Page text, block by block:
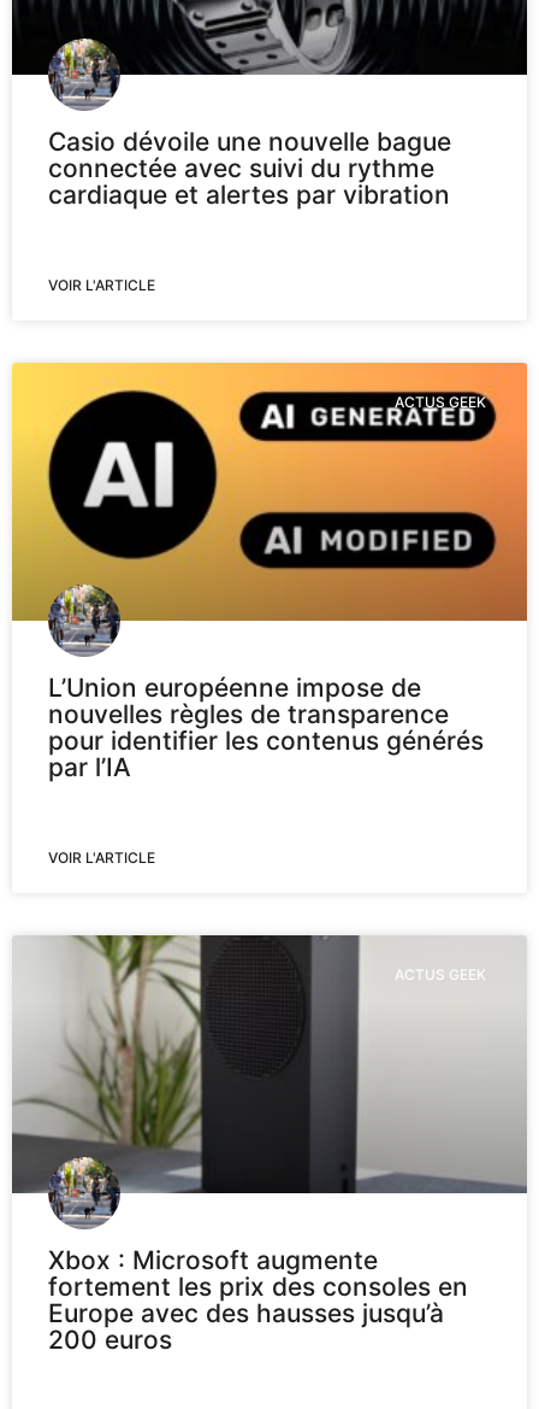
Casio dévoile une nouvelle bague
connectée avec suivi du rythme
cardiaque et alertes par vibration
VOIR L'ARTICLE
ACTUS GEEK
L’Union européenne impose de
nouvelles règles de transparence
pour identifier les contenus générés
par l’IA
VOIR L'ARTICLE
ACTUS GEEK
Xbox : Microsoft augmente
fortement les prix des consoles en
Europe avec des hausses jusqu’à
200 euros